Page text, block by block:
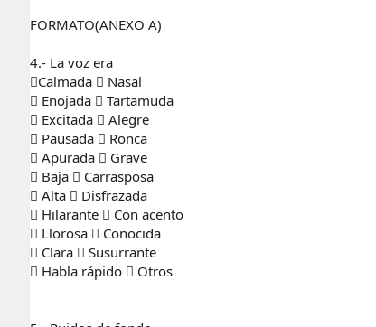
FORMATO(ANEXO A)
4.- La voz era
Calmada  Nasal
 Enojada  Tartamuda
 Excitada  Alegre
 Pausada  Ronca
 Apurada  Grave
 Baja  Carrasposa
 Alta  Disfrazada
 Hilarante  Con acento
 Llorosa  Conocida
 Clara  Susurrante
 Habla rápido  Otros